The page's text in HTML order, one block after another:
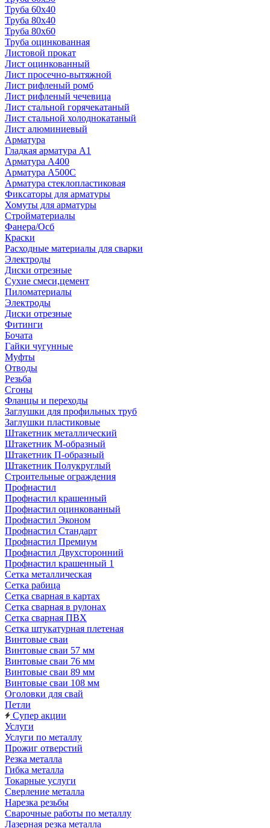
Труба 60x40
Труба 80x40
Труба 80x60
Труба оцинкованная
Листовой прокат
Лист оцинкованный
Лист просечно-вытяжной
Лист рифленый ромб
Лист рифленый чечевица
Лист стальной горячекатаный
Лист стальной холоднокатаный
Лист алюминиевый
Арматура
Гладкая арматура А1
Арматура А400
Арматура A500C
Арматура стеклопластиковая
Фиксаторы для арматуры
Хомуты для арматуры
Стройматериалы
Фанера/Осб
Краски
Расходные материалы для сварки
Электроды
Диски отрезные
Сухие смеси,цемент
Пиломатериалы
Электроды
Диски отрезные
Фитинги
Бочата
Гайки чугунные
Муфты
Отводы
Резьба
Сгоны
Фланцы и переходы
Заглушки для профильных труб
Заглушки пластиковые
Штакетник металлический
Штакетник М-образный
Штакетник П-образный
Штакетник Полукруглый
Строительные ограждения
Профнастил
Профнастил крашенный
Профнастил оцинкованный
Профнастил Эконом
Профнастил Стандарт
Профнастил Премиум
Профнастил Двухсторонний
Профнастил крашенный 1
Сетка металлическая
Сетка рабица
Сетка сварная в картах
Сетка сварная в рулонах
Сетка сварная ПВХ
Сетка штукатурная плетеная
Винтовые сваи
Винтовые сваи 57 мм
Винтовые сваи 76 мм
Винтовые сваи 89 мм
Винтовые сваи 108 мм
Оголовки для свай
Петли
Супер акции
Услуги
Услуги по металлу
Прожиг отверстий
Резка металла
Гибка металла
Токарные услуги
Сверление металла
Нарезка резьбы
Сварочные работы по металлу
Лазерная резка металла